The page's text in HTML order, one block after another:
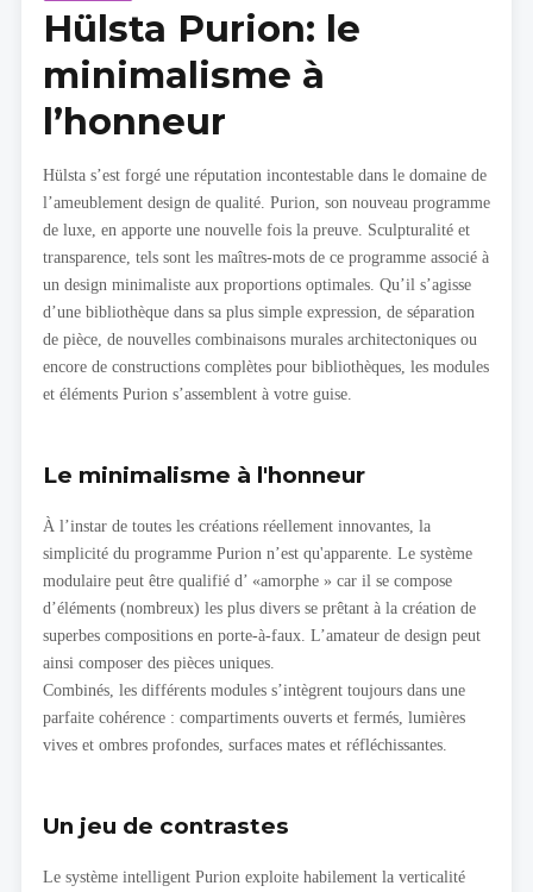
Hülsta Purion: le
minimalisme à
l’honneur
Hülsta s’est forgé une réputation incontestable dans le domaine de
l’ameublement design de qualité. Purion, son nouveau programme
de luxe, en apporte une nouvelle fois la preuve. Sculpturalité et
transparence, tels sont les maîtres-mots de ce programme associé à
un design minimaliste aux proportions optimales. Qu’il s’agisse
d’une bibliothèque dans sa plus simple expression, de séparation
de pièce, de nouvelles combinaisons murales architectoniques ou
encore de constructions complètes pour bibliothèques, les modules
et éléments Purion s’assemblent à votre guise.
Le minimalisme à l'honneur
À l’instar de toutes les créations réellement innovantes, la
simplicité du programme Purion n’est qu'apparente. Le système
modulaire peut être qualifié d’ «amorphe » car il se compose
d’éléments (nombreux) les plus divers se prêtant à la création de
superbes compositions en porte-à-faux. L’amateur de design peut
ainsi composer des pièces uniques.
Combinés, les différents modules s’intègrent toujours dans une
parfaite cohérence : compartiments ouverts et fermés, lumières
vives et ombres profondes, surfaces mates et réfléchissantes.
Un jeu de contrastes
Le système intelligent Purion exploite habilement la verticalité